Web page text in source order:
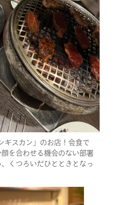
ギスカン」のお店！会食で
を合わせる機会のない部署
くつろいだひとときとなっ